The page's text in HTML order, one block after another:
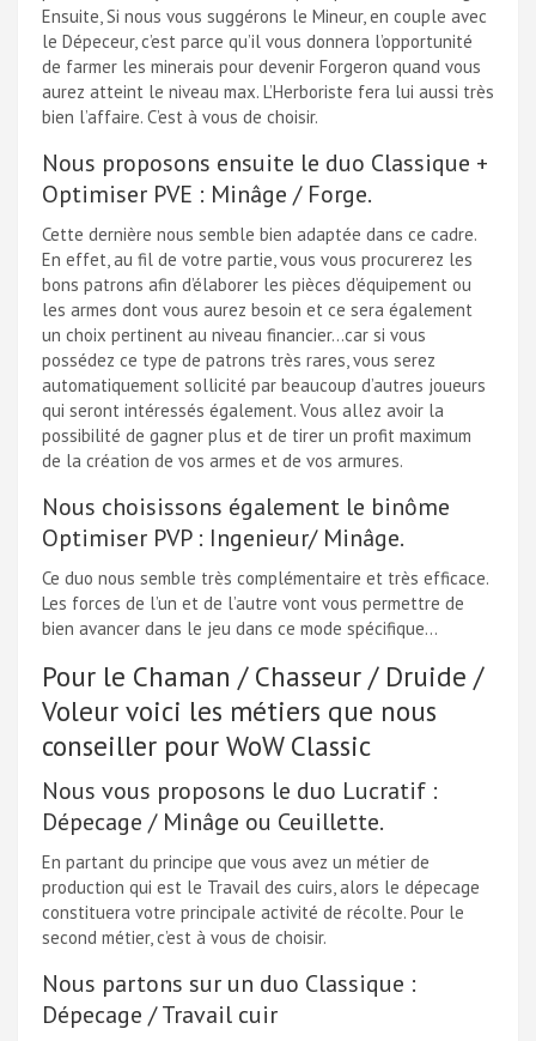
Ensuite, Si nous vous suggérons le Mineur, en couple avec
le Dépeceur, c’est parce qu’il vous donnera l’opportunité
de farmer les minerais pour devenir Forgeron quand vous
aurez atteint le niveau max. L’Herboriste fera lui aussi très
bien l’affaire. C’est à vous de choisir.
Nous proposons ensuite le duo Classique +
Optimiser PVE : Minâge / Forge.
Cette dernière nous semble bien adaptée dans ce cadre.
En effet, au fil de votre partie, vous vous procurerez les
bons patrons afin d’élaborer les pièces d’équipement ou
les armes dont vous aurez besoin et ce sera également
un choix pertinent au niveau financier…car si vous
possédez ce type de patrons très rares, vous serez
automatiquement sollicité par beaucoup d’autres joueurs
qui seront intéressés également. Vous allez avoir la
possibilité de gagner plus et de tirer un profit maximum
de la création de vos armes et de vos armures.
Nous choisissons également le binôme
Optimiser PVP : Ingenieur/ Minâge.
Ce duo nous semble très complémentaire et très efficace.
Les forces de l’un et de l’autre vont vous permettre de
bien avancer dans le jeu dans ce mode spécifique…
Pour le Chaman / Chasseur / Druide /
Voleur voici les métiers que nous
conseiller pour WoW Classic
Nous vous proposons le duo Lucratif :
Dépecage / Minâge ou Ceuillette.
En partant du principe que vous avez un métier de
production qui est le Travail des cuirs, alors le dépecage
constituera votre principale activité de récolte. Pour le
second métier, c’est à vous de choisir.
Nous partons sur un duo Classique :
Dépecage / Travail cuir